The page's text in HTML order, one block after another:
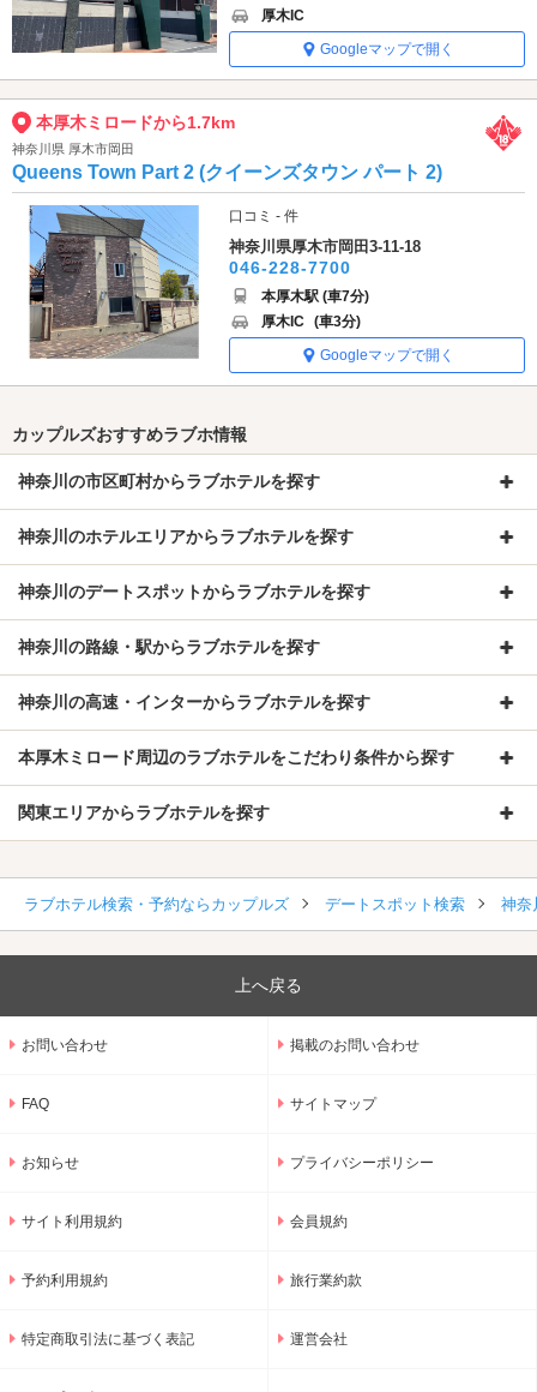
厚木IC
Googleマップで開く
本厚木ミロードから1.7km
神奈川県 厚木市岡田
Queens Town Part 2 (クイーンズタウン パート 2)
口コミ - 件
神奈川県厚木市岡田3-11-18
046-228-7700
本厚木駅 (車7分)
厚木IC (車3分)
Googleマップで開く
カップルズおすすめラブホ情報
神奈川の市区町村からラブホテルを探す
神奈川のホテルエリアからラブホテルを探す
神奈川のデートスポットからラブホテルを探す
神奈川の路線・駅からラブホテルを探す
神奈川の高速・インターからラブホテルを探す
本厚木ミロード周辺のラブホテルをこだわり条件から探す
関東エリアからラブホテルを探す
ラブホテル検索・予約ならカップルズ デートスポット検索 神奈
上へ戻る
お問い合わせ 掲載のお問い合わせ
FAQ サイトマップ
お知らせ プライバシーポリシー
サイト利用規約 会員規約
予約利用規約 旅行業約款
特定商取引法に基づく表記 運営会社